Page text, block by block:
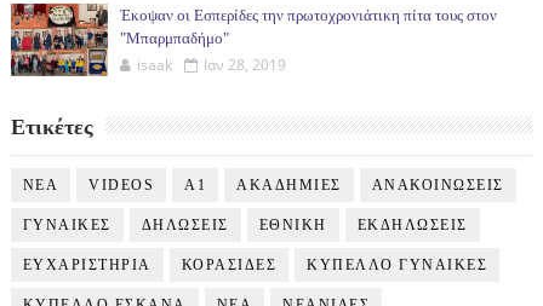
Έκοψαν οι Εσπερίδες την πρωτοχρονιάτικη πίτα τους στον
"Μπαρμπαδήμο"
isaak Ιαν 28, 2019
Ετικέτες
NEA VIDEOS Α1 ΑΚΑΔΗΜΙΕΣ ΑΝΑΚΟΙΝΩΣΕΙΣ
ΓΥΝΑΙΚΕΣ ΔΗΛΩΣΕΙΣ ΕΘΝΙΚΗ ΕΚΔΗΛΩΣΕΙΣ
ΕΥΧΑΡΙΣΤΗΡΙΑ ΚΟΡΑΣΙΔΕΣ ΚΥΠΕΛΛΟ ΓΥΝΑΙΚΕΣ